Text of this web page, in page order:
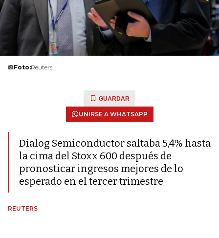
Foto:Reuters
GUARDAR
UNIRSE A WHATSAPP
Dialog Semiconductor saltaba 5,4% hasta
la cima del Stoxx 600 después de
pronosticar ingresos mejores de lo
esperado en el tercer trimestre
REUTERS